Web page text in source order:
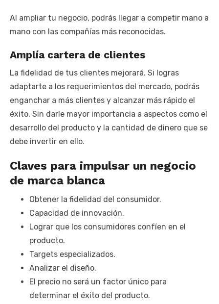
Al ampliar tu negocio, podrás llegar a competir mano a
mano con las compañías más reconocidas.
Amplía cartera de clientes
La fidelidad de tus clientes mejorará. Si logras
adaptarte a los requerimientos del mercado, podrás
enganchar a más clientes y alcanzar más rápido el
éxito. Sin darle mayor importancia a aspectos como el
desarrollo del producto y la cantidad de dinero que se
debe invertir en ello.
Claves para impulsar un negocio
de marca blanca
Obtener la fidelidad del consumidor.
Capacidad de innovación.
Lograr que los consumidores confíen en el
producto.
Targets especializados.
Analizar el diseño.
El precio no será un factor único para
determinar el éxito del producto.